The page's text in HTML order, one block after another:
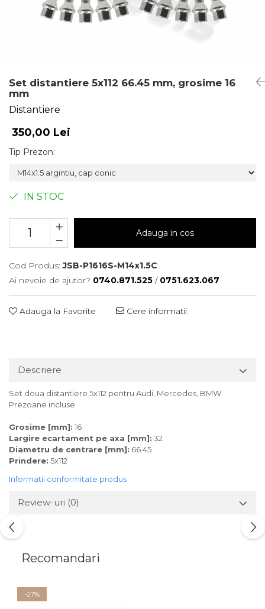
Set distantiere 5x112 66.45 mm, grosime 16
mm
Distantiere
350,00 Lei
Tip Prezon:
IN STOC
Adauga in cos
Cod Produs: JSB-P1616S-M14x1.5C
Ai nevoie de ajutor? 0740.871.525 / 0751.623.067
Adauga la Favorite Cere informatii
Descriere
Set doua distantiere 5x112 pentru Audi, Mercedes, BMW
Prezoane incluse
Grosime [mm]: 16
Largire ecartament pe axa [mm]: 32
Diametru de centrare [mm]: 66.45
Prindere: 5x112
Informatii conformitate produs
Review-uri (0)
Recomandari
-27%